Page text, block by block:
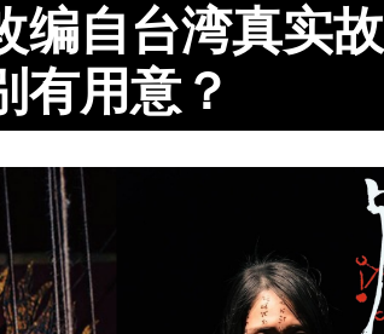
编自台湾真实故
有用意？